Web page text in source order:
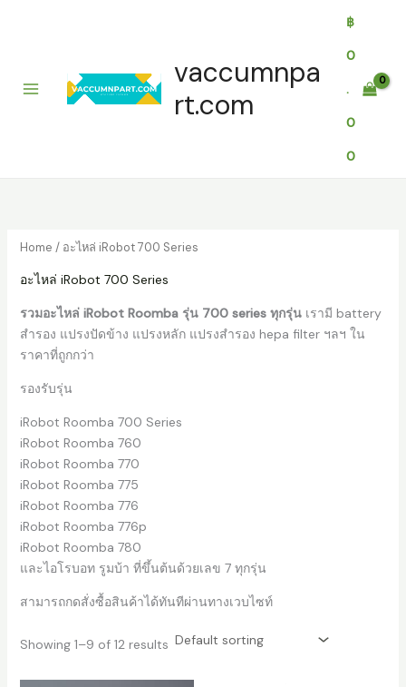
vaccumnpa
rt.com
฿
0
.
0
0
Home / อะไหล่ iRobot 700 Series
อะไหล่ iRobot 700 Series
รวมอะไหล่ iRobot Roomba รุ่น 700 series ทุกรุ่นเรามี battery
สำรอง แปรงปัดข้าง แปรงหลัก แปรงสำรอง hepa filter ฯลฯ ใน
ราคาที่ถูกกว่า
รองรับรุ่น
iRobot Roomba 700 Series
iRobot Roomba 760
iRobot Roomba 770
iRobot Roomba 775
iRobot Roomba 776
iRobot Roomba 776p
iRobot Roomba 780
และไอโรบอท รูมบ้า ที่ขึ้นต้นด้วยเลข 7 ทุกรุ่น
สามารถกดสั่งซื้อสินค้าได้ทันทีผ่านทางเวบไซท์
Showing 1–9 of 12 results